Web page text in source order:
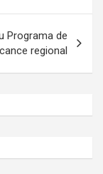
Programa de
regional